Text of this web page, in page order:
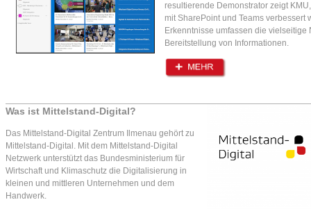
resultierende Demonstrator zeigt
mit SharePoint und Teams verbessert
Erkenntnisse umfassen die vielseitige
Bereitstellung von Informationen.
Was ist Mittelstand-Digital?
Das Mittelstand-Digital Zentrum Ilmenau gehört zu
Mittelstand-Digital. Mit dem Mittelstand-Digital
Netzwerk unterstützt das Bundesministerium für
Wirtschaft und Klimaschutz die Digitalisierung in
kleinen und mittleren Unternehmen und dem
Handwerk.